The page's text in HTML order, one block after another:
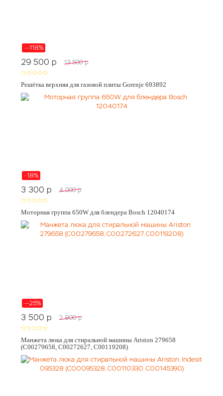
--118%
29 500 p 13 500 p
Решётка верхняя для газовой плиты Gorenje 693892
-18%
3 300 p 4 000 p
Моторная группа 650W для блендера Bosch 12040174
--25%
3 500 p 2 800 p
Манжета люка для стиральной машины Ariston 279658
(C00279658, C00272627, C00119208)